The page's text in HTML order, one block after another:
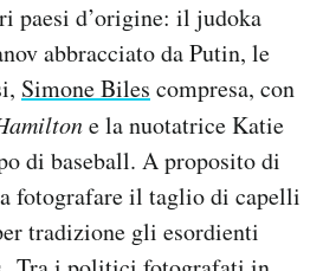
paesi d’origine: il judoka
abbracciato da Putin, le
Simone Biles compresa, con
e la nuotatrice Katie
di baseball. A proposito di
fotografare il taglio di capelli
tradizione gli esordienti